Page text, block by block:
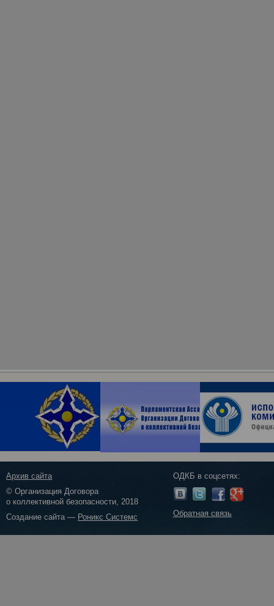
Архив сайта
© Организация Договора
о коллективной безопасности, 2018
Создание сайта — Роникс Системс
ОДКБ в соцсетях:
Обратная связь